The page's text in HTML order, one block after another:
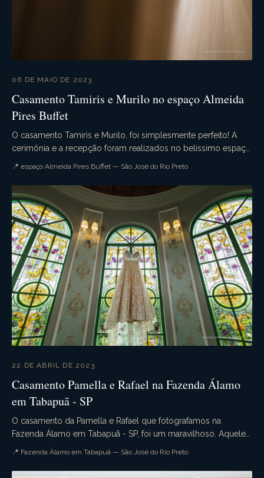
06 DE MAIO DE 2023
Casamento Tamiris e Murilo no espaço Almeida
Pires Buffet
O casamento Tamiris e Murilo, foi simplesmente perfeito! A
cerimônia e a recepção foram realizados no belíssimo espaço
📍 espaço Almeida Pires Buffet — São José do Rio Preto
22 DE ABRIL DE 2023
Casamento Pamella e Rafael na Fazenda Álamo
em Tabapuã - SP
O casamento da Pamella e Rafael que fotografamos na
Fazenda Álamo em Tabapuã - SP, foi um maravilhoso. Aquele
casamento de dia que tudo ocorre conforme o pla...
📍 Fazenda Álamo em Tabapuã — São José do Rio Preto